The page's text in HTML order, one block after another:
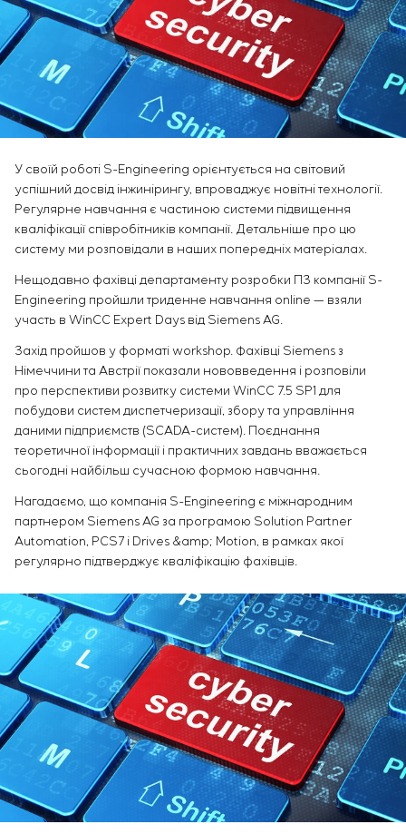
замовника
Сервісне обслуговування
Управління проєктами
Аутсорсинг
Консалтингові послуги
Індивідуальна розробка та випробування
Розробка математичних моделей об’єктів
управління
Розробка спеціальних алгоритмів
Розробка систем управління
Енергоаудит
Інфраструктура
Хімічна промисловість
Цементна промисловість
Sivacon S8
Simoprime
BESS
Вакансії
Стажування
Ветеранам
КОНТАКТИ
У своїй роботі S-Engineering орієнтується на світовий
успішний досвід інжинірингу, впроваджує новітні технології.
Регулярне навчання є частиною системи підвищення
кваліфікації співробітників компанії. Детальніше про цю
систему ми розповідали в наших попередніх матеріалах.
Нещодавно фахівці департаменту розробки ПЗ компанії S-
Engineering пройшли триденне навчання online — взяли
участь в WinCC Expert Days від Siemens AG.
Захід пройшов у форматі workshop. Фахівці Siemens з
Німеччини та Австрії показали нововведення і розповіли
про перспективи розвитку системи WinCC 7.5 SP1 для
побудови систем диспетчеризації, збору та управління
даними підприємств (SCADA-систем). Поєднання
теоретичної інформації і практичних завдань вважається
сьогодні найбільш сучасною формою навчання.
Нагадаємо, що компанія S-Engineering є міжнародним
партнером Siemens AG за програмою Solution Partner
Automation, PCS7 і Drives &amp; Motion, в рамках якої
регулярно підтверджує кваліфікацію фахівців.